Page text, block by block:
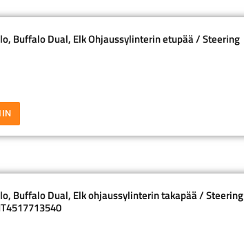
Buffalo Dual, Elk Ohjaussylinterin etupää / Steering
Buffalo Dual, Elk ohjaussylinterin takapää / Steering